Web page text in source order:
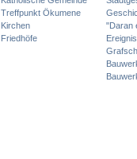
Treffpunkt Ökumene
Kirchen
Friedhöfe
"Daran